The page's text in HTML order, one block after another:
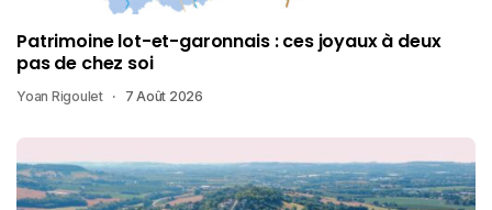
Patrimoine lot-et-garonnais : ces joyaux à deux
pas de chez soi
Yoan Rigoulet 7 Août 2026